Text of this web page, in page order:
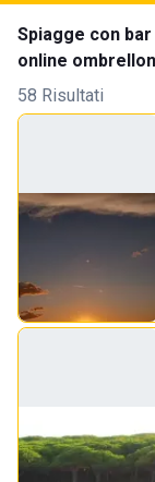
Spiagge con
online
58 Risultati